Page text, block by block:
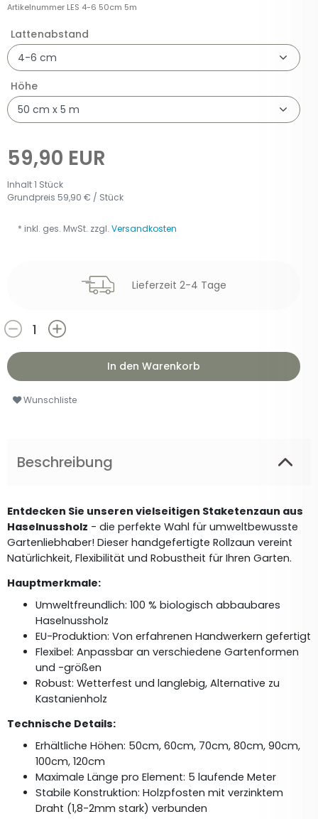
Artikelnummer LES 4-6 50cm 5m
Lattenabstand
Höhe
59,90 EUR
Inhalt1 Stück
Grundpreis 59,90 € / Stück
Lieferzeit 2-4 Tage
In den Warenkorb
Wunschliste
* inkl. ges. MwSt. zzgl. Versandkosten
Beschreibung
Entdecken Sie unseren vielseitigen Staketenzaun aus
Haselnussholz - die perfekte Wahl für umweltbewusste
Gartenliebhaber! Dieser handgefertigte Rollzaun vereint
Natürlichkeit, Flexibilität und Robustheit für Ihren Garten.
Hauptmerkmale:
Umweltfreundlich: 100 % biologisch abbaubares
Haselnussholz
EU-Produktion: Von erfahrenen Handwerkern gefertigt
Flexibel: Anpassbar an verschiedene Gartenformen
und -größen
Robust: Wetterfest und langlebig, Alternative zu
Kastanienholz
Technische Details:
Erhältliche Höhen: 50cm, 60cm, 70cm, 80cm, 90cm,
100cm, 120cm
Maximale Länge pro Element: 5 laufende Meter
Stabile Konstruktion: Holzpfosten mit verzinktem
Draht (1,8-2mm stark) verbunden